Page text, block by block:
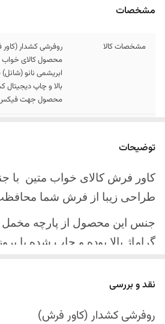
مشخصات
مشخصات کالا
روفرشی کشدار
محصول کالای
ابریشمی نانو (شانل)
بالا و چاپ
محصول جهت
آینده
توضیحات
کاور فرش کالای خواب متین با
طراحی زیبا از فرش شما
جنس این محصول از پارچه
گراماژ بالا بوده و چاپ شده با
چهار گوشه این محصول با کش
نقد و بررسی
روفرشی کشدار (کاور فرش)